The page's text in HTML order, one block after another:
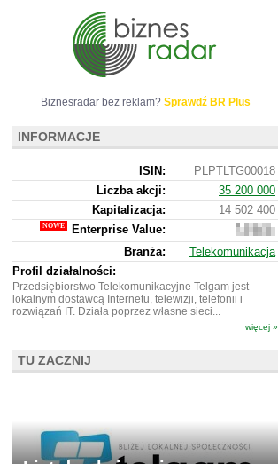
Biznesradar bez reklam? Sprawdź BR Plus
INFORMACJE
ISIN:
PLPTLTG00018
Liczba akcji:
35 200 000
Kapitalizacja:
14 502 400
Enterprise Value:
988
400
Branża:
Telekomunikacja
Profil działalności:
Przedsiębiorstwo Telekomunikacyjne Telgam jest
lokalnym dostawcą Internetu, telewizji, telefonii i
rozwiązań IT. Działa poprzez własne sieci...
więcej »
TU ZACZNIJ